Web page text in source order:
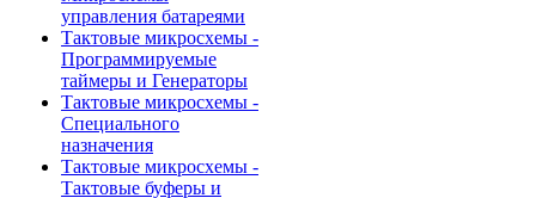
управления батареями
Тактовые микросхемы -
Программируемые
таймеры и Генераторы
Тактовые микросхемы -
Специального
назначения
Тактовые микросхемы -
Тактовые буферы и